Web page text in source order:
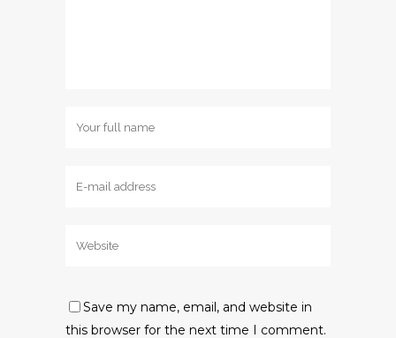
Save my name, email, and website in
this browser for the next time I comment.